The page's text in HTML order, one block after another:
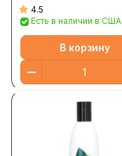
238 мл (8 жидк. унций)
4.5
Есть в наличии в США
В корзину